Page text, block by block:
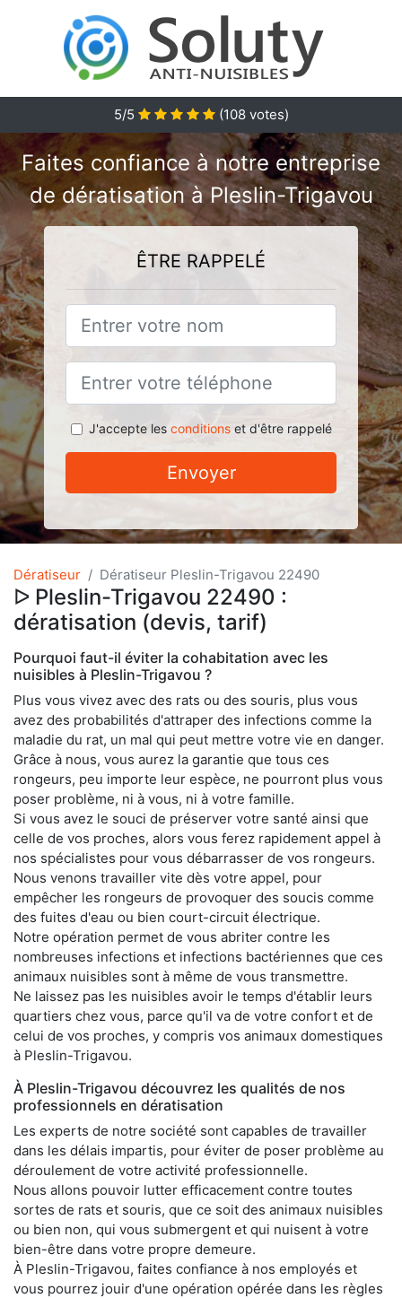
5/5 (108votes)
Faites confiance à notre entreprise
de dératisation à Pleslin-Trigavou
ÊTRE RAPPELÉ
J'accepte les conditionset d'être rappelé
Envoyer
Dératiseur Dératiseur Pleslin-Trigavou 22490
ᐅ Pleslin-Trigavou 22490 :
dératisation (devis, tarif)
Pourquoi faut-il éviter la cohabitation avec les
nuisibles à Pleslin-Trigavou ?
Plus vous vivez avec des rats ou des souris, plus vous
avez des probabilités d'attraper des infections comme la
maladie du rat, un mal qui peut mettre votre vie en danger.
Grâce à nous, vous aurez la garantie que tous ces
rongeurs, peu importe leur espèce, ne pourront plus vous
poser problème, ni à vous, ni à votre famille.
Si vous avez le souci de préserver votre santé ainsi que
celle de vos proches, alors vous ferez rapidement appel à
nos spécialistes pour vous débarrasser de vos rongeurs.
Nous venons travailler vite dès votre appel, pour
empêcher les rongeurs de provoquer des soucis comme
des fuites d'eau ou bien court-circuit électrique.
Notre opération permet de vous abriter contre les
nombreuses infections et infections bactériennes que ces
animaux nuisibles sont à même de vous transmettre.
Ne laissez pas les nuisibles avoir le temps d'établir leurs
quartiers chez vous, parce qu'il va de votre confort et de
celui de vos proches, y compris vos animaux domestiques
à Pleslin-Trigavou.
À Pleslin-Trigavou découvrez les qualités de nos
professionnels en dératisation
Les experts de notre société sont capables de travailler
dans les délais impartis, pour éviter de poser problème au
déroulement de votre activité professionnelle.
Nous allons pouvoir lutter efficacement contre toutes
sortes de rats et souris, que ce soit des animaux nuisibles
ou bien non, qui vous submergent et qui nuisent à votre
bien-être dans votre propre demeure.
À Pleslin-Trigavou, faites confiance à nos employés et
vous pourrez jouir d'une opération opérée dans les règles